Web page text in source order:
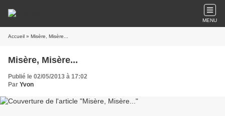
MENU
Accueil » Misère, Misère...
Misère, Misère...
Publié le 02/05/2013 à 17:02
Par Yvon